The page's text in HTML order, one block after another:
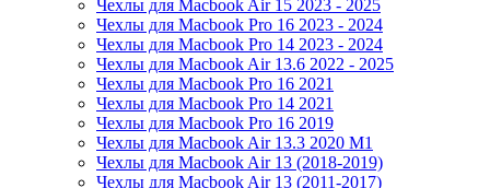
Чехлы для Macbook Air 15 2023 - 2025
Чехлы для Macbook Pro 16 2023 - 2024
Чехлы для Macbook Pro 14 2023 - 2024
Чехлы для Macbook Air 13.6 2022 - 2025
Чехлы для Macbook Pro 16 2021
Чехлы для Macbook Pro 14 2021
Чехлы для Macbook Pro 16 2019
Чехлы для Macbook Air 13.3 2020 M1
Чехлы для Macbook Air 13 (2018-2019)
Чехлы для Macbook Air 13 (2011-2017)